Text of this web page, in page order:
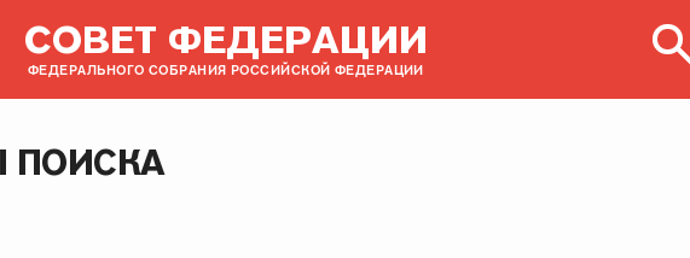
СОВЕТ ФЕДЕРАЦИИ
ФЕДЕРАЛЬНОГО СОБРАНИЯ РОССИЙСКОЙ ФЕДЕРАЦИИ
ПОИСКА